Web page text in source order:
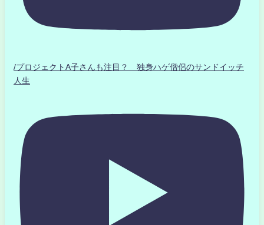
/プロジェクトA子さんも注目？ 独身ハゲ僧侶のサンドイッチ
人生